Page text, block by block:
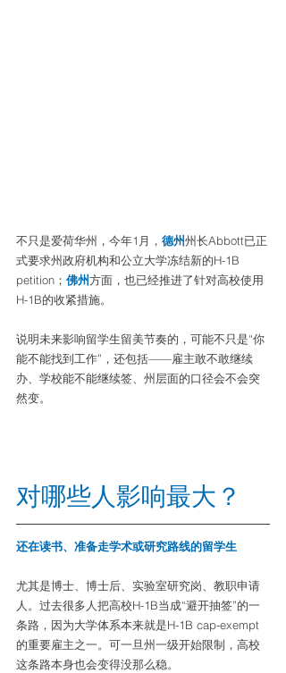
不只是爱荷华州，今年1月， 德州州长Abbott已正
式要求州政府机构和公立大学冻结新的H-1B
petition； 佛州方面，也已经推进了针对高校使用
H-1B的收紧措施。
说明未来影响留学生留美节奏的，可能不只是“你
能不能找到工作”，还包括——雇主敢不敢继续
办、学校能不能继续签、州层面的口径会不会突
然变。
对哪些人影响最大？
还在读书、准备走学术或研究路线的留学生
尤其是博士、博士后、实验室研究岗、教职申请
人。过去很多人把高校H-1B当成“避开抽签”的一
条路，因为大学体系本来就是H-1B cap-exempt
的重要雇主之一。可一旦州一级开始限制，高校
这条路本身也会变得没那么稳。